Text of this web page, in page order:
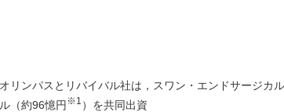
オリンパスとリバイバル社は，スワン・エンドサージカ
ル（約96憶円 ※1 ）を共同出資